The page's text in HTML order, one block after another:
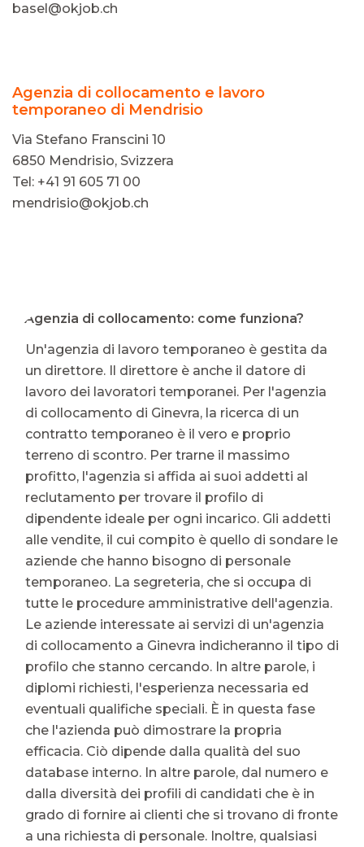
basel@okjob.ch
Agenzia di collocamento e lavoro
temporaneo di Mendrisio
Via Stefano Franscini 10
6850 Mendrisio, Svizzera
Tel: +41 91 605 71 00
mendrisio@okjob.ch
⭐ Agenzia di collocamento: come funziona?
Un'agenzia di lavoro temporaneo è gestita da
un direttore. Il direttore è anche il datore di
lavoro dei lavoratori temporanei. Per l'agenzia
di collocamento di Ginevra, la ricerca di un
contratto temporaneo è il vero e proprio
terreno di scontro. Per trarne il massimo
profitto, l'agenzia si affida ai suoi addetti al
reclutamento per trovare il profilo di
dipendente ideale per ogni incarico. Gli addetti
alle vendite, il cui compito è quello di sondare le
aziende che hanno bisogno di personale
temporaneo. La segreteria, che si occupa di
tutte le procedure amministrative dell'agenzia.
Le aziende interessate ai servizi di un'agenzia
di collocamento a Ginevra indicheranno il tipo di
profilo che stanno cercando. In altre parole, i
diplomi richiesti, l'esperienza necessaria ed
eventuali qualifiche speciali. È in questa fase
che l'azienda può dimostrare la propria
efficacia. Ciò dipende dalla qualità del suo
database interno. In altre parole, dal numero e
dalla diversità dei profili di candidati che è in
grado di fornire ai clienti che si trovano di fronte
a una richiesta di personale. Inoltre, qualsiasi